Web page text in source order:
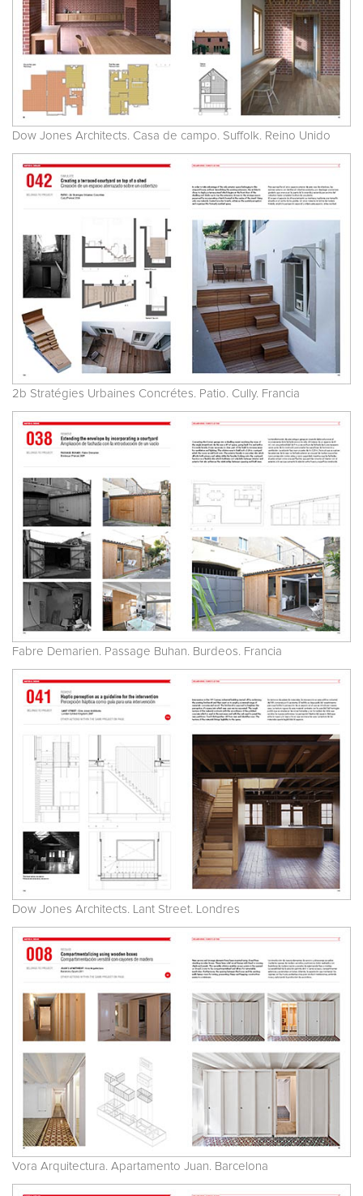
Dow Jones Architects. Casa de campo. Suffolk. Reino Unido
2b Stratégies Urbaines Concrétes. Patio. Cully. Francia
Fabre Demarien. Passage Buhan. Burdeos. Francia
Dow Jones Architects. Lant Street. Londres
Vora Arquitectura. Apartamento Juan. Barcelona